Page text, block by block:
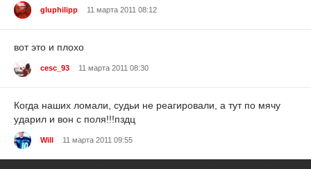
gluphilipp 11 марта 2011 08:12
вот это и плохо
cesc_93 11 марта 2011 08:30
Когда наших ломали, судьи не реагировали, а тут по мячу
ударил и вон с поля!!!пздц
Will 11 марта 2011 09:55